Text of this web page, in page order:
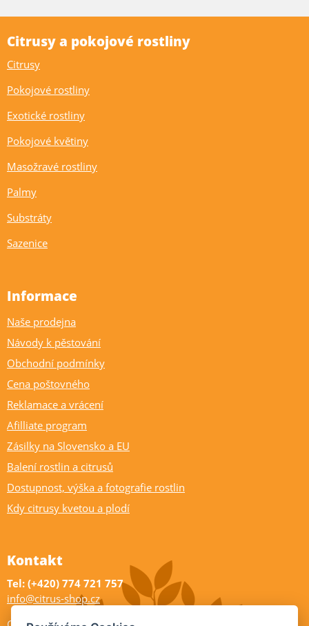
Citrusy a pokojové rostliny
Citrusy
Pokojové rostliny
Exotické rostliny
Pokojové květiny
Masožravé rostliny
Palmy
Substráty
Sazenice
Informace
Naše prodejna
Návody k pěstování
Obchodní podmínky
Cena poštovného
Reklamace a vrácení
Afilliate program
Zásilky na Slovensko a EU
Balení rostlin a citrusů
Dostupnost, výška a fotografie rostlin
Kdy citrusy kvetou a plodí
Kontakt
Tel: (+420) 774 721 757
info@citrus-shop.cz